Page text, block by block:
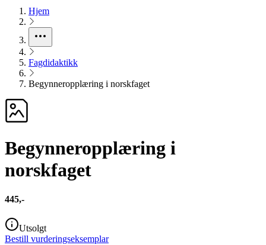
Hjem
Fagdidaktikk
Begynneropplæring i norskfaget
Begynneropplæring i
norskfaget
445,-
Utsolgt
Bestill vurderingseksemplar